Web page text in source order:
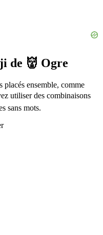
de 👹 Ogre
placés ensemble, comme
utiliser des combinaisons
sans mots.